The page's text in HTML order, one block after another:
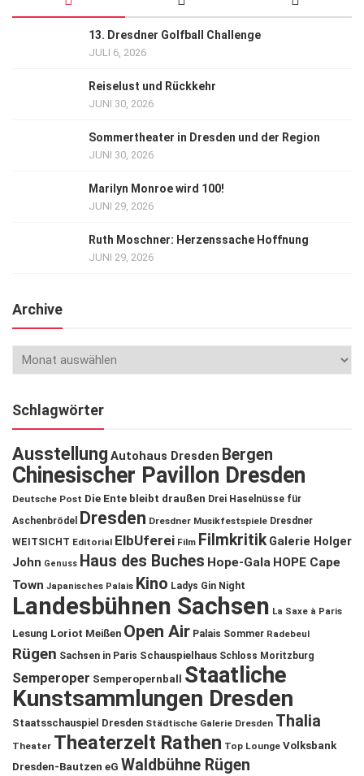
13. Dresdner Golfball Challenge
JULI 6, 2026
Reiselust und Rückkehr
JUNI 30, 2026
Sommertheater in Dresden und der Region
JUNI 30, 2026
Marilyn Monroe wird 100!
JUNI 29, 2026
Ruth Moschner: Herzenssache Hoffnung
JUNI 29, 2026
Archive
Schlagwörter
Ausstellung Autohaus Dresden Bergen
Chinesischer Pavillon Dresden
Deutsche Post Die Ente bleibt draußen Drei Haselnüsse für
Aschenbrödel
Dresden Dresdner Musikfestspiele Dresdner
WEITSICHT Editorial ElbUferei Film Filmkritik Galerie Holger
John Genuss Haus des Buches Hope-Gala HOPE Cape
Town Japanisches Palais Kino Ladys Gin Night
Landesbühnen Sachsen La Saxe à Paris
Lesung Loriot Meißen Open Air Palais Sommer Radebeul
Rügen Sachsen in Paris Schauspielhaus Schloss Moritzburg
Semperoper Semperopernball
Staatliche
Kunstsammlungen Dresden
Staatsschauspiel Dresden Städtische Galerie Dresden Thalia
Theater Theaterzelt Rathen Top Lounge Volksbank
Dresden-Bautzen eG Waldbühne Rügen